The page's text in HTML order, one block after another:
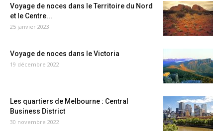
Voyage de noces dans le Territoire du Nord
et le Centre...
25 janvier 2023
Voyage de noces dans le Victoria
19 décembre 2022
Les quartiers de Melbourne : Central
Business District
30 novembre 2022